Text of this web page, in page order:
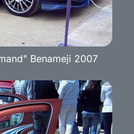
Benameji 2007